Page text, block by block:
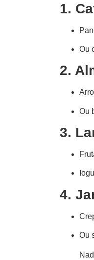
1.
Ou
2.
Ou
3.
4.
Ou